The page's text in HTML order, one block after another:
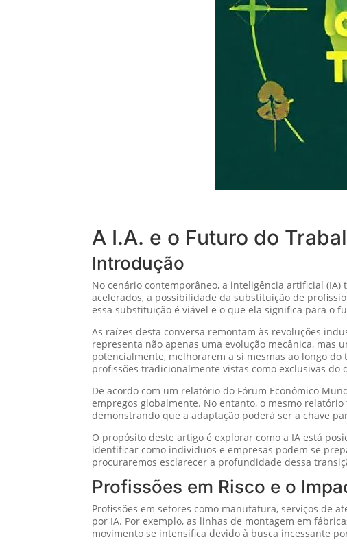
A I.A. e o Futuro do
Introdução
No cenário contemporâneo, a inteligência artificial
acelerados, a possibilidade da substituição de
essa substituição é viável e o que ela significa para o
As raízes desta conversa remontam às revoluções
representa não apenas uma evolução mecânica, mas
potencialmente, melhorarem a si mesmas ao longo
profissões tradicionalmente vistas como exclusivas do
De acordo com um relatório do Fórum Econômico
empregos globalmente. No entanto, o mesmo
demonstrando que a adaptação poderá ser a chave
O propósito deste artigo é explorar como a IA está
identificar como indivíduos e empresas podem se
procuraremos esclarecer a profundidade dessa
Profissões em Risco e o
Profissões em setores como manufatura, serviços de
por IA. Por exemplo, as linhas de montagem em
movimento se intensifica devido à busca incessante